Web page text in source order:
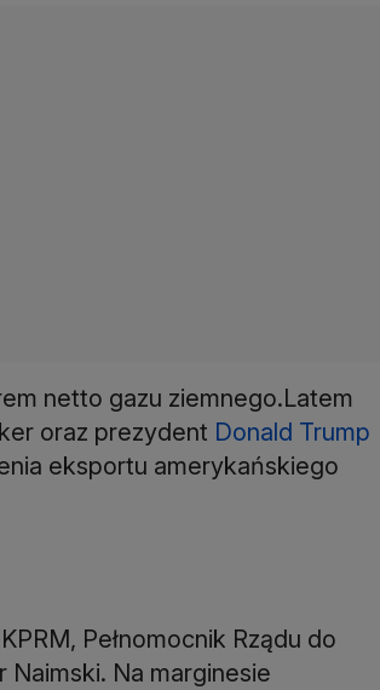
netto gazu ziemnego.Latem
oraz prezydent Donald Trump
eksportu amerykańskiego
Pełnomocnik Rządu do
Na marginesie